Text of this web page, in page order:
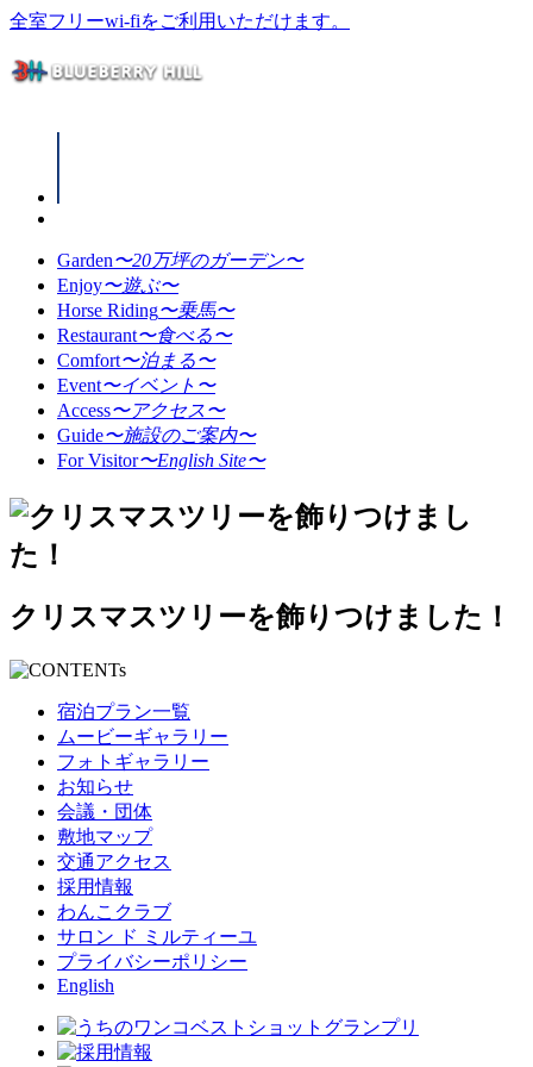
全室フリーwi-fiをご利用いただけます。
Garden〜20万坪のガーデン〜
Enjoy〜遊ぶ〜
Horse Riding〜乗馬〜
Restaurant〜食べる〜
Comfort〜泊まる〜
Event〜イベント〜
Access〜アクセス〜
Guide〜施設のご案内〜
For Visitor〜English Site〜
クリスマスツリーを飾りつけました！
宿泊プラン一覧
ムービーギャラリー
フォトギャラリー
お知らせ
会議・団体
敷地マップ
交通アクセス
採用情報
わんこクラブ
サロン ド ミルティーユ
プライバシーポリシー
English